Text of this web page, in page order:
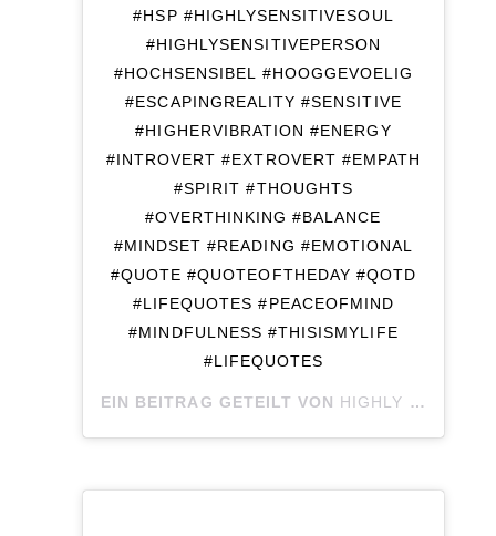
#HSP #HIGHLYSENSITIVESOUL
#HIGHLYSENSITIVEPERSON
#HOCHSENSIBEL #HOOGGEVOELIG
#ESCAPINGREALITY #SENSITIVE
#HIGHERVIBRATION #ENERGY
#INTROVERT #EXTROVERT #EMPATH
#SPIRIT #THOUGHTS
#OVERTHINKING #BALANCE
#MINDSET #READING #EMOTIONAL
#QUOTE #QUOTEOFTHEDAY #QOTD
#LIFEQUOTES #PEACEOFMIND
#MINDFULNESS #THISISMYLIFE
#LIFEQUOTES
EIN BEITRAG GETEILT VON HIGHLY SENSITIVE SOUL